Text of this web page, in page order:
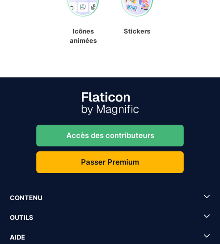
Icônes
animées
Stickers
Accès des contributeurs
Passer Premium
CONTENU
OUTILS
AIDE